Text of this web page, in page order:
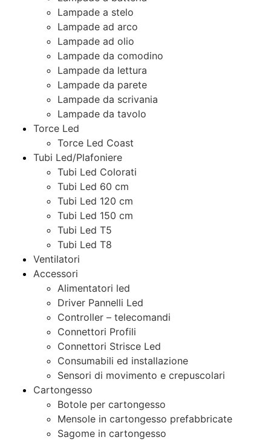
Lampade a stelo
Lampade ad arco
Lampade ad olio
Lampade da comodino
Lampade da lettura
Lampade da parete
Lampade da scrivania
Lampade da tavolo
Torce Led
Torce Led Coast
Tubi Led/Plafoniere
Tubi Led Colorati
Tubi Led 60 cm
Tubi Led 120 cm
Tubi Led 150 cm
Tubi Led T5
Tubi Led T8
Ventilatori
Accessori
Alimentatori led
Driver Pannelli Led
Controller – telecomandi
Connettori Profili
Connettori Strisce Led
Consumabili ed installazione
Sensori di movimento e crepuscolari
Cartongesso
Botole per cartongesso
Mensole in cartongesso prefabbricate
Sagome in cartongesso